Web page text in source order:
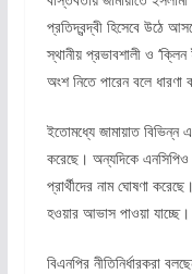
প্রতিদ্বন্দ্বী হিসেবে উঠে
স্থানীয় প্রভাবশালী ও ‘ক্লিন
অংশ নিতে পারেন বলে ধারণা
ইতোমধ্যে জামায়াত বিভিন্ন
করেছে। অন্যদিকে
প্রার্থীদের নাম ঘোষণা
হওয়ার আভাস পাওয়া যাচ্ছে।
বিএনপির নীতিনির্ধারকরা